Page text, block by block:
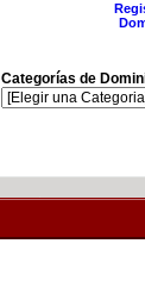
Categorías de